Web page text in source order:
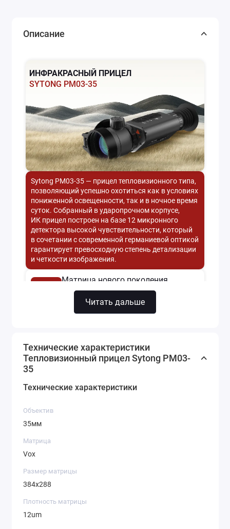
Описание
ИНФРАКРАСНЫЙ ПРИЦЕЛ
SYTONG PM03-35
Sytong PM03-35 — прицел тепловизионного типа,
позволяющий успешно охотиться как в условиях
пониженной освещенности, так и в ночное время
суток. Собранный в ударопрочном корпусе,
ИК прицел построен на базе 12 микронного
детектора высокой чувствительности, который
в сочетании с современной германиевой оптикой
гарантирует превосходную степень детализации
и четкости изображения.
Матрица нового поколения
384х288px, 12um
NETD <30MK
Читать дальше
Технические характеристики
Тепловизионный прицел Sytong PM03-
35
Технические характеристики
Объектив
35мм
Матрица
Vox
Размер матрицы
384x288
Плотность матрицы
12um